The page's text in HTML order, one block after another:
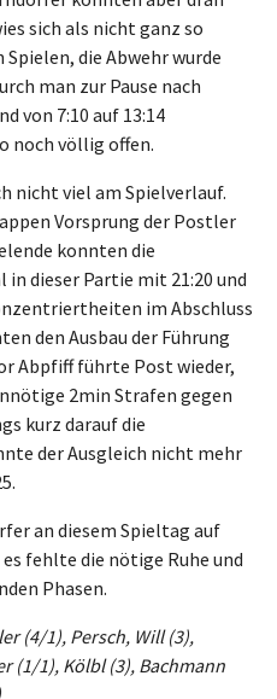
sich als nicht ganz so
die Abwehr wurde
man zur Pause nach
von 7:10 auf 13:14
noch völlig offen.
nicht viel am Spielverlauf.
Vorsprung der Postler
konnten die
dieser Partie mit 21:20 und
im Abschluss
den Ausbau der Führung
Abpfiff führte Post wieder,
2min Strafen gegen
kurz darauf die
der Ausgleich nicht mehr
an diesem Spieltag auf
fehlte die nötige Ruhe und
Phasen.
(4/1), Persch, Will (3),
(1/1), Kölbl (3), Bachmann